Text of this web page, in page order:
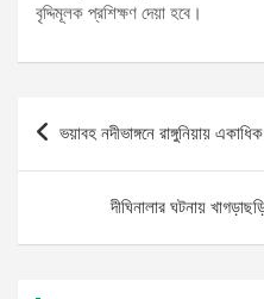
বৃদ্দিমূলক প্রশিক্ষণ দেয়া হবে।
Post
ভয়াবহ নদীভাঙ্গনে রাঙ্গুনিয়ায়
দীঘিনালার ঘটনায়